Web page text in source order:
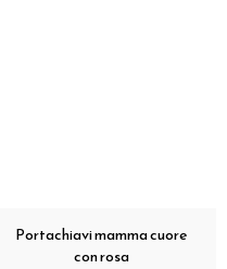
Portachiavi mamma cuore
con rosa